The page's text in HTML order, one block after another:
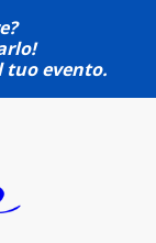
tuo evento.